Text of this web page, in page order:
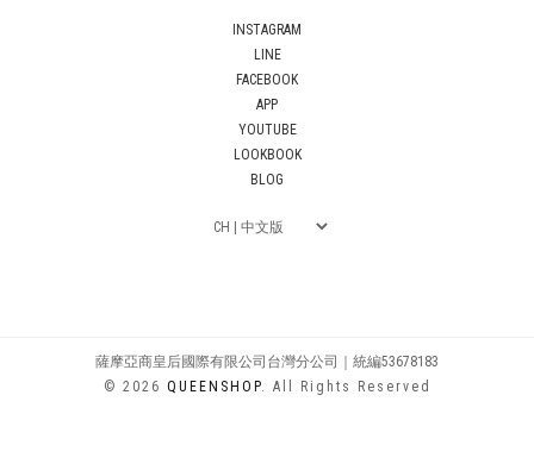
INSTAGRAM
LINE
FACEBOOK
APP
YOUTUBE
LOOKBOOK
BLOG
薩摩亞商皇后國際有限公司台灣分公司｜統編53678183
© 2026 QUEENSHOP. All Rights Reserved